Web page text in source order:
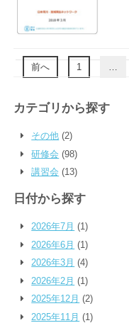
前へ 1 …
カテゴリから探す
その他 (2)
研修会 (98)
講習会 (13)
日付から探す
2026年7月 (1)
2026年6月 (1)
2026年3月 (4)
2026年2月 (1)
2025年12月 (2)
2025年11月 (1)